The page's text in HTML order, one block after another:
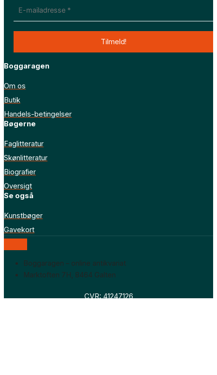
Boggaragen
Om os
Butik
Handels-betingelser
Bøgerne
Faglitteratur
Skønlitteratur
Biografier
Oversigt
Se også
Kunstbøger
Gavekort
Boggaragen – online antikvariat
Marktoften 7H, 8464 Galten
CVR: 41247126